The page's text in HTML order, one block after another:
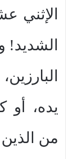
الإثني
الشديد!
يده، أو
من